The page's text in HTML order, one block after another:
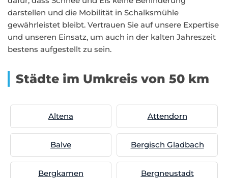
darstellen und die Mobilität in Schalksmühle
gewährleistet bleibt. Vertrauen Sie auf unsere Expertise
und unseren Einsatz, um auch in der kalten Jahreszeit
bestens aufgestellt zu sein.
Städte im Umkreis von 50 km
Altena Attendorn
Balve Bergisch Gladbach
Bergkamen Bergneustadt